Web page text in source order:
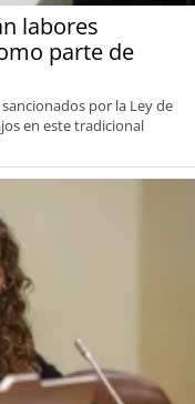
labores
parte de
por la Ley de
en este tradicional